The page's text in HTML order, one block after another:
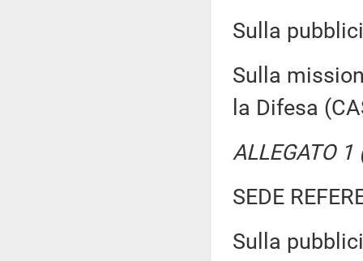
Sulla
Sulla
la Difesa
ALLEGATO
SEDE
Sulla